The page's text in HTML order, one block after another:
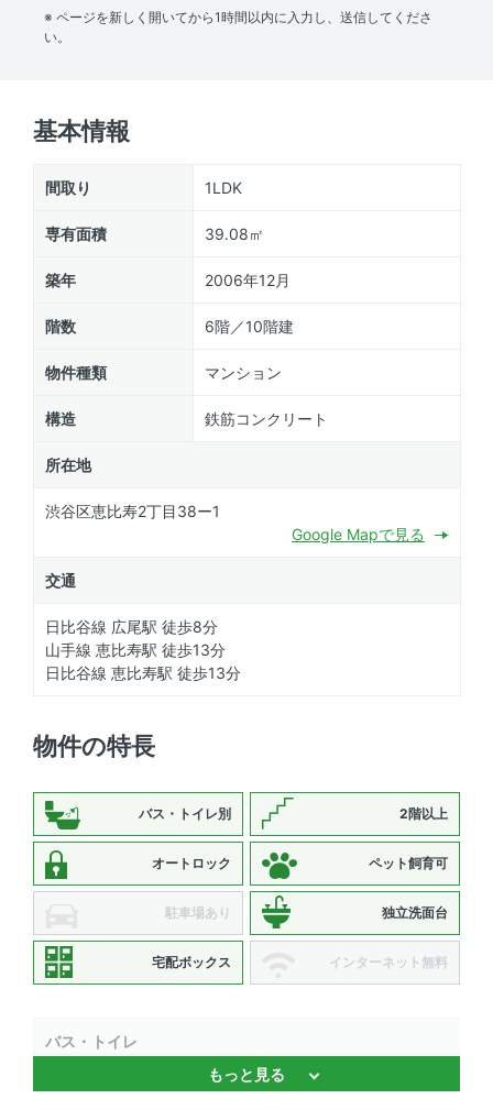
※ ページを新しく開いてから1時間以内に入力し、送信してくださ
い。
基本情報
間取り 1LDK
専有面積 39.08㎡
築年 2006年12月
階数 6階／10階建
物件種類 マンション
構造 鉄筋コンクリート
所在地
渋谷区恵比寿2丁目38ー1
Google Mapで見る
交通
日比谷線 広尾駅 徒歩8分
山手線 恵比寿駅 徒歩13分
日比谷線 恵比寿駅 徒歩13分
物件の特長
バス・トイレ別 2階以上
オートロック ペット飼育可
駐車場あり 独立洗面台
宅配ボックス インターネット無料
バス・トイレ
独立洗面台 、 温水洗浄便座 、 バストイレ別 、 浴室乾燥
もっと見る